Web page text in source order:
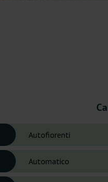
Autofiorenti
Automatico